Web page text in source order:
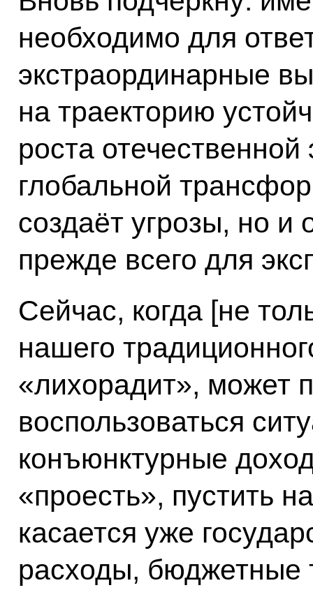
необходимо для
экстраординарные
на траекторию
роста
глобальной
создаёт угрозы, но и
прежде всего для
Сейчас, когда [не
нашего
«лихорадит», может
воспользоваться
конъюнктурные
«проесть», пустить
касается уже
расходы, бюджетные